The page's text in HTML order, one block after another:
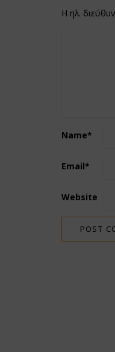
Η ηλ.
Name*
Email*
Website